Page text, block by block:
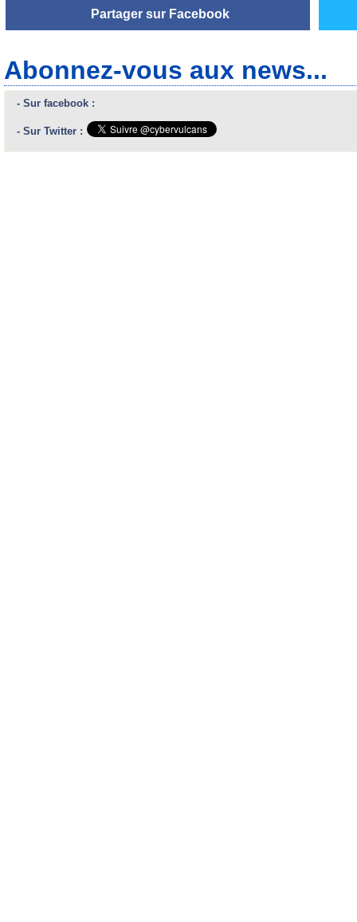
Partager sur Facebook
Abonnez-vous aux news...
- Sur facebook :
- Sur Twitter :